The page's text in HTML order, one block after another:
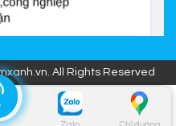
All Rights Reserved